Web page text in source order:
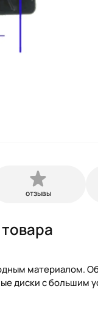
отзывы
материалом.
диски с большим